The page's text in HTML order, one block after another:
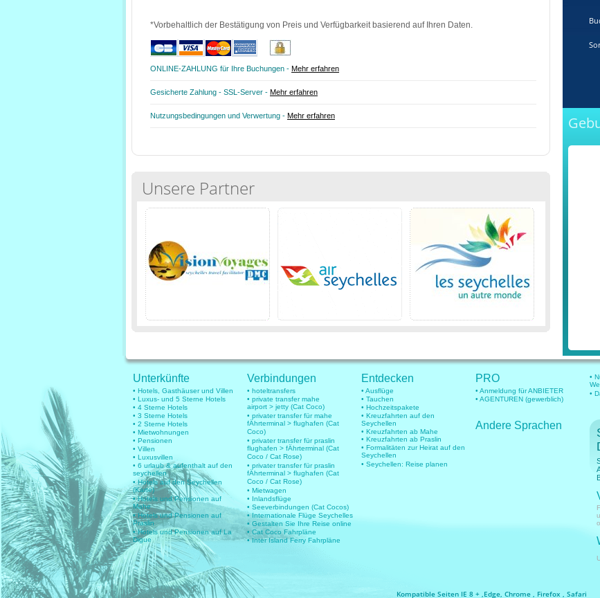
*Vorbehaltlich der Bestätigung von Preis und Verfügbarkeit basierend auf Ihren Daten.
ONLINE-ZAHLUNG für Ihre Buchungen - Mehr erfahren
Gesicherte Zahlung - SSL-Server - Mehr erfahren
Nutzungsbedingungen und Verwertung - Mehr erfahren
Unsere Partner
Unterkünfte
• Hotels, Gasthäuser und Villen
• Luxus- und 5 Sterne Hotels
• 4 Sterne Hotels
• 3 Sterne Hotels
• 2 Sterne Hotels
• Mietwohnungen
• Pensionen
• Villen
• Luxusvillen
• 6 urlaub & aufenthalt auf den
seychellen
• Hotels auf den Seychellen
(Karte)
• Hotels und Pensionen auf
Mahe
• Hotels und Pensionen auf
Praslin
• Hotels und Pensionen auf La
Digue
Verbindungen
• hoteltransfers
• private transfer mahe
airport > jetty (Cat Coco)
• privater transfer für mahe
fÄhrterminal > flughafen (Cat
Coco)
• privater transfer für praslin
flughafen > fÄhrterminal (Cat
Coco / Cat Rose)
• privater transfer für praslin
fÄhrterminal > flughafen (Cat
Coco / Cat Rose)
• Mietwagen
• Inlandsflüge
• Seeverbindungen (Cat Cocos)
• Internationale Flüge Seychelles
• Gestalten Sie Ihre Reise online
• Cat Coco Fahrpläne
• Inter Island Ferry Fahrpläne
Entdecken
• Ausflüge
• Tauchen
• Hochzeitspakete
• Kreuzfahrten auf den
Seychellen
• Kreuzfahrten ab Mahe
• Kreuzfahrten ab Praslin
• Formalitäten zur Heirat auf den
Seychellen
• Seychellen: Reise planen
PRO
• Anmeldung für ANBIETER
• AGENTUREN (gewerblich)
Andere Sprachen
•
•
Kompatible Seiten IE 8 + ,Edge, Chrome , Firefox , Safari